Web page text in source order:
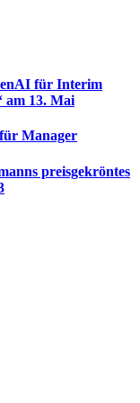
für Interim
am 13. Mai
Manager
preisgekröntes